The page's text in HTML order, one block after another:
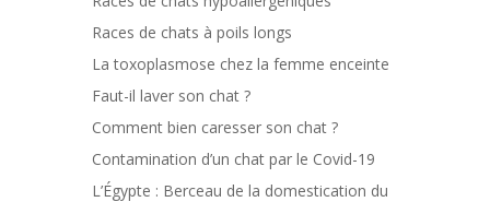
Races de chats à poils longs
La toxoplasmose chez la femme enceinte
Faut-il laver son chat ?
Comment bien caresser son chat ?
Contamination d’un chat par le Covid-19
L’Égypte : Berceau de la domestication du